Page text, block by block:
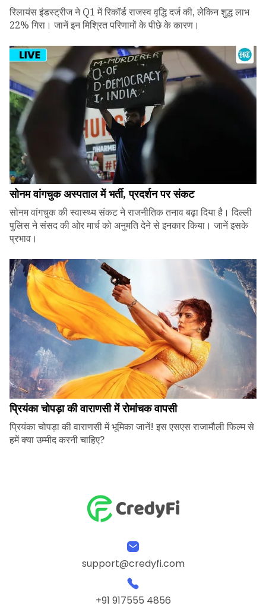
रिलायंस इंडस्ट्रीज ने Q1 में रिकॉर्ड राजस्व वृद्धि दर्ज की, लेकिन शुद्ध लाभ
22% गिरा। जानें इन मिश्रित परिणामों के पीछे के कारण।
सोनम वांगचुक अस्पताल में भर्ती, प्रदर्शन पर संकट
सोनम वांगचुक की स्वास्थ्य संकट ने राजनीतिक तनाव बढ़ा दिया है। दिल्ली
पुलिस ने संसद की ओर मार्च को अनुमति देने से इनकार किया। जानें इसके
प्रभाव।
प्रियंका चोपड़ा की वाराणसी में रोमांचक वापसी
प्रियंका चोपड़ा की वाराणसी में भूमिका जानें! इस एसएस राजामौली फिल्म से
हमें क्या उम्मीद करनी चाहिए?
support@credyfi.com
+91 917555 4856